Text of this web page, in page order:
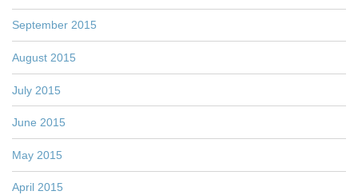
September 2015
August 2015
July 2015
June 2015
May 2015
April 2015